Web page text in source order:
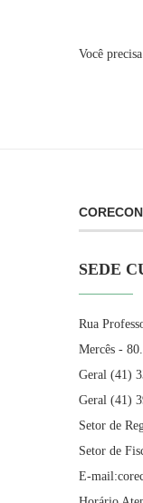
Você
SEDE
Rua
Mercês -
Geral (41)
Geral (41)
Setor de
Setor de
E-